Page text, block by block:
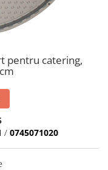
pentru catering,
/ 0745071020